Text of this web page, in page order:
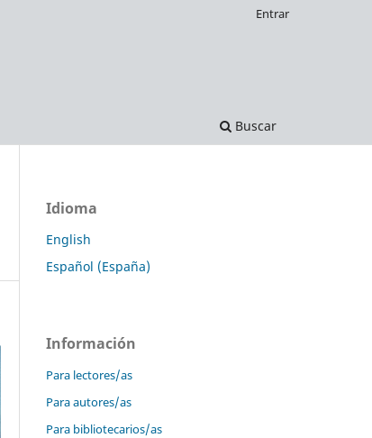
Buscar
Entrar
Idioma
English
Español (España)
Información
Para lectores/as
Para autores/as
Para bibliotecarios/as